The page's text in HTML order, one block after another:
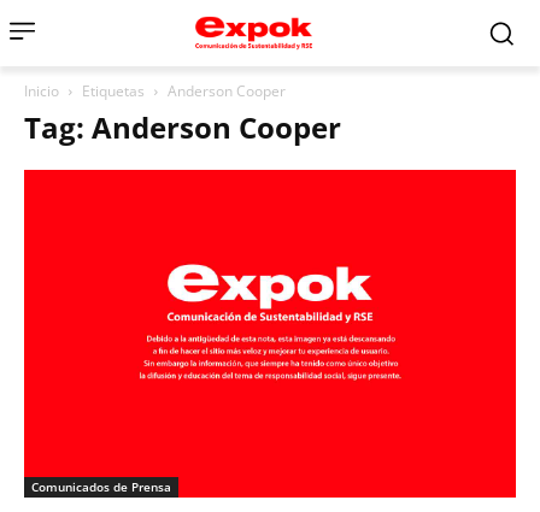
Inicio Etiquetas Anderson Cooper
Tag: Anderson Cooper
Comunicados de Prensa